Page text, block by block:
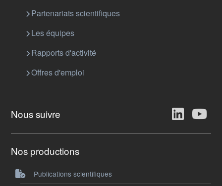
Partenariats scientifiques
Les équipes
Rapports d'activité
Offres d'emploi
Nous suivre
Nos productions
Publications scientifiques